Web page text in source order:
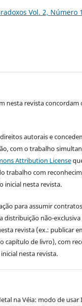
Vol. 2, Número
nesta revista concordam
autorais e
com o trabalho
Attribution License
trabalho com
inicial nesta revista.
para assumir
distribuição não-
revista (ex.: publicar
capítulo de livro), com
nesta revista.
na Véia: modo de